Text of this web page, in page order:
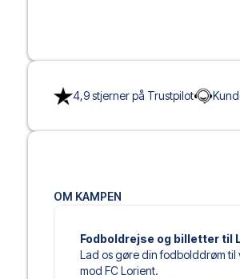
4,9 stjerner på Trustpilot
OM KAMPEN
Fodboldrejse og billetter til
Lad os gøre din fodbolddrøm til
mod FC Lorient.